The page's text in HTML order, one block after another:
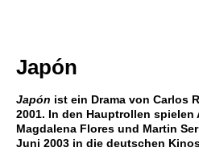
Japón
Japón ist ein Drama von Carlos
2001. In den Hauptrollen spielen
Magdalena Flores und Martin
Juni 2003 in die deutschen